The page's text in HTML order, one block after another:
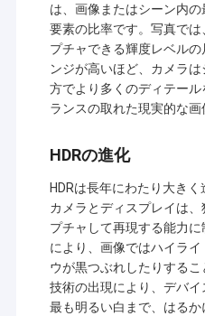
は、画像またはシーン内
要素の比率です。写真で
プチャできる輝度レベル
ンジが高いほど、カメラ
方でより多くのディテー
ランスの取れた現実的な画
HDRの進化
HDRは長年にわたり大きく
カメラとディスプレイは
プチャして再現する能力
により、画像ではハイラ
ウが黒つぶれしたりする
技術の出現により、デバ
最も明るい白まで、はる